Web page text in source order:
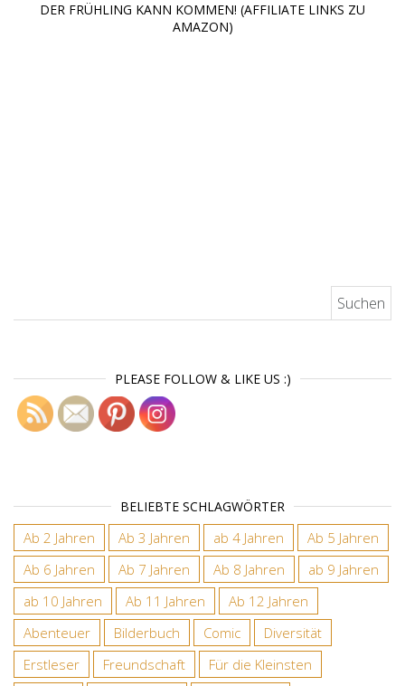
DER FRÜHLING KANN KOMMEN! (AFFILIATE LINKS ZU
AMAZON)
PLEASE FOLLOW & LIKE US :)
BELIEBTE SCHLAGWÖRTER
Ab 2 Jahren Ab 3 Jahren ab 4 Jahren
Ab 5 Jahren
Ab 6 Jahren
Ab 7 Jahren Ab 8 Jahren
ab 9 Jahren
ab 10 Jahren
Ab 11 Jahren
Ab 12 Jahren
Abenteuer
Bilderbuch Comic
Diversität
Erstleser
Freundschaft
Für die Kleinsten